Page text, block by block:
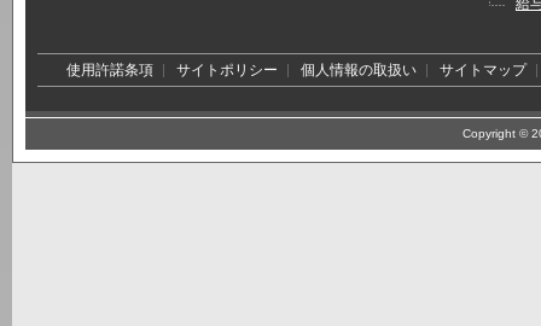
給
使用許諾条項 サイトポリシー 個人情報の取扱い サイトマップ
Copyright ©